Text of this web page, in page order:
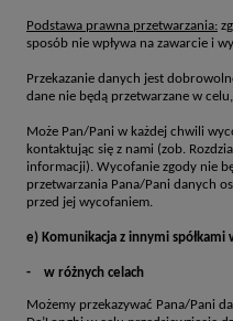
Podstawa prawna przetwarzania:
sposób nie wpływa na zawarcie i
Przekazanie danych jest
dane nie będą przetwarzane w
Może Pan/Pani w każdej chwili
kontaktując się z nami (zob.
informacji). Wycofanie zgody nie
przetwarzania Pana/Pani danych
przed jej wycofaniem.
e) Komunikacja z innymi spółkami
- w różnych celach
Możemy przekazywać Pana/Pani